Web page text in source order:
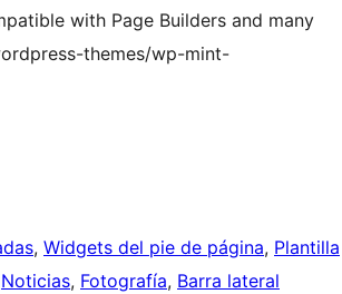
with Page Builders and many
themes/wp-mint-
, Widgets del pie de página, Plantilla
Noticias, Fotografía, Barra lateral